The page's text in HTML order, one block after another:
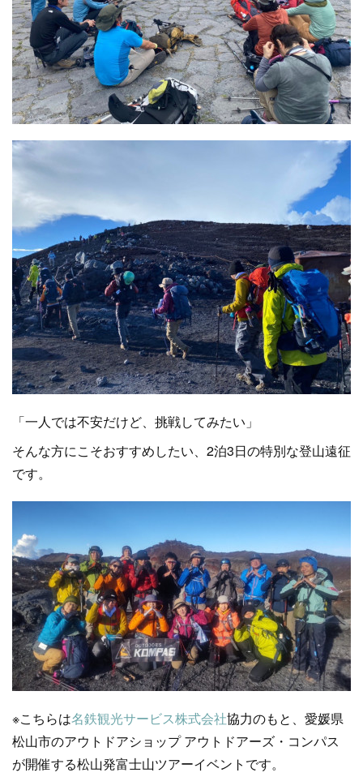
「一人では不安だけど、挑戦してみたい」
そんな方にこそおすすめしたい、2泊3日の特別な登山遠征
です。
※こちらは名鉄観光サービス株式会社協力のもと、愛媛県
松山市のアウトドアショップ アウトドアーズ・コンパス
が開催する松山発富士山ツアーイベントです。